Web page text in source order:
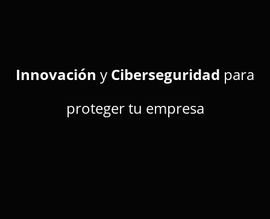
Innovación y Ciberseguridad para
proteger tu empresa